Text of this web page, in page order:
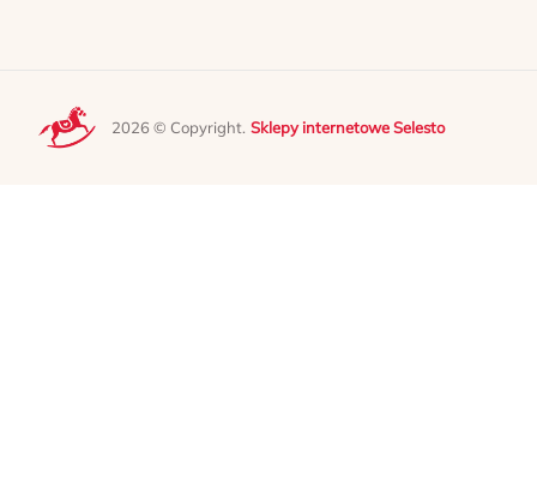
2026 © Copyright. Sklepy internetowe Selesto